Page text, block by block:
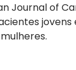
Journal of